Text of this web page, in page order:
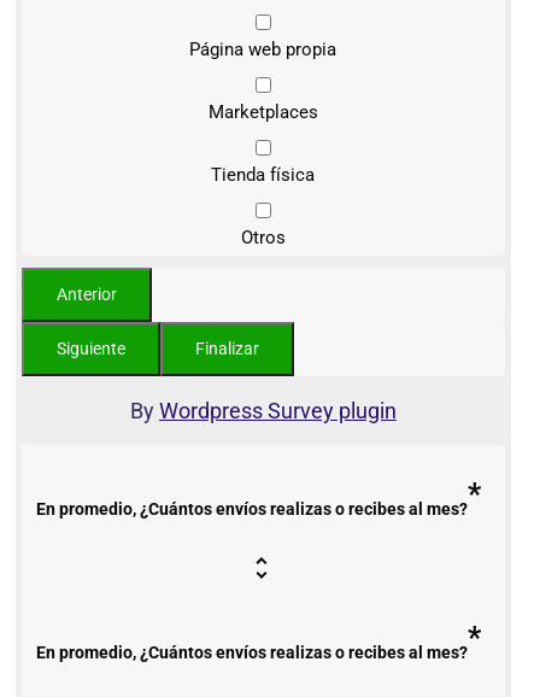
Página web propia
Marketplaces
Tienda física
Otros
ByWordpress Survey plugin
En promedio, ¿Cuántos envíos realizas o recibes al mes?*
En promedio, ¿Cuántos envíos realizas o recibes al mes?*